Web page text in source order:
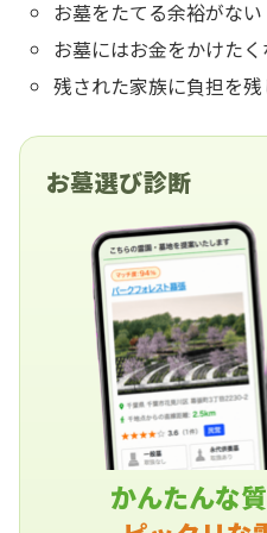
お墓をたてる余裕がない
お墓にはお金をかけたく
残された家族に負担を
お墓選び診断
かんたんな